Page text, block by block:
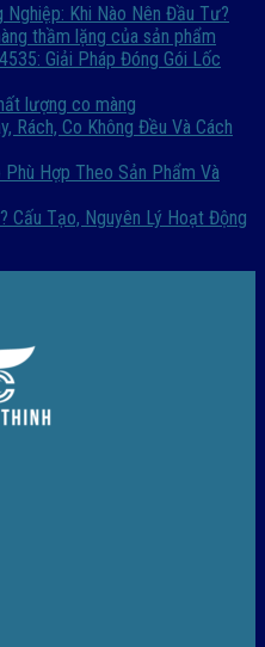
Nghiệp: Khi Nào Nên Đầu Tư?
thầm lặng của sản phẩm
Giải Pháp Đóng Gói Lốc
lượng co màng
Rách, Co Không Đều Và Cách
Hợp Theo Sản Phẩm Và
Cấu Tạo, Nguyên Lý Hoạt Động